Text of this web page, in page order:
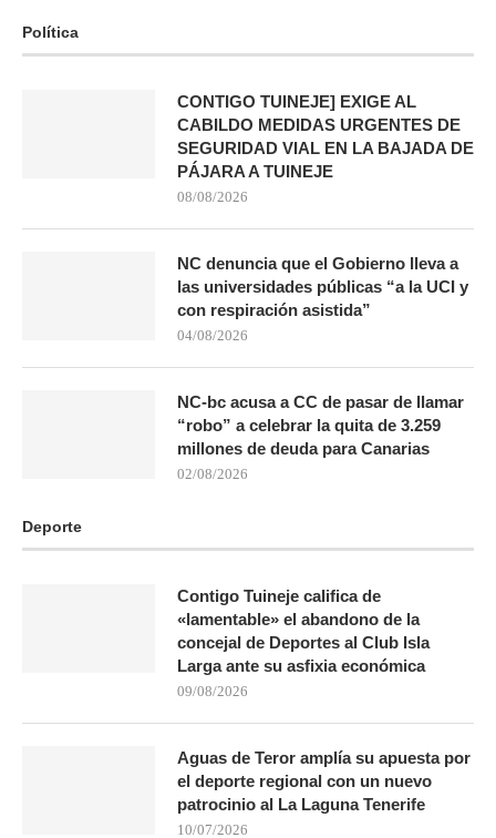
Política
CONTIGO TUINEJE] EXIGE AL
CABILDO MEDIDAS URGENTES DE
SEGURIDAD VIAL EN LA BAJADA DE
PÁJARA A TUINEJE
08/08/2026
NC denuncia que el Gobierno lleva a
las universidades públicas “a la UCI y
con respiración asistida”
04/08/2026
NC-bc acusa a CC de pasar de llamar
“robo” a celebrar la quita de 3.259
millones de deuda para Canarias
02/08/2026
Deporte
Contigo Tuineje califica de
«lamentable» el abandono de la
concejal de Deportes al Club Isla
Larga ante su asfixia económica
09/08/2026
Aguas de Teror amplía su apuesta por
el deporte regional con un nuevo
patrocinio al La Laguna Tenerife
10/07/2026